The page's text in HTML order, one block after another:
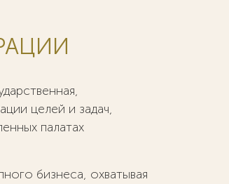
целей и задач,
палатах
бизнеса, охватывая